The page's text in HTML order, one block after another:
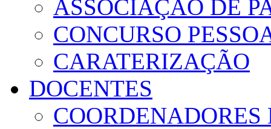
ASSOCIAÇÃO DE
CONCURSO
CARATERIZAÇÃO
DOCENTES